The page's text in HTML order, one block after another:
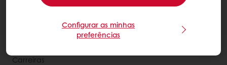
Configurar as minhas
preferências
Carreiras